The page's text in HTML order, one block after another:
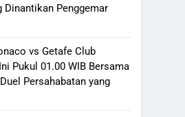
Dinantikan Penggemar
vs Getafe Club
Pukul 01.00 WIB Bersama
Persahabatan yang